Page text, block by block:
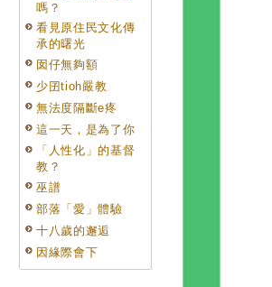
嗎？
看見原住民文化傳
承的曙光
囡仔無夠額
少囝tioh嚴教
無法度隔斷e疼
這一天，是為了你
「人性化」的基督
教？
巫譜
部落「愛」體驗
十八歲的邂逅
因緣際會下